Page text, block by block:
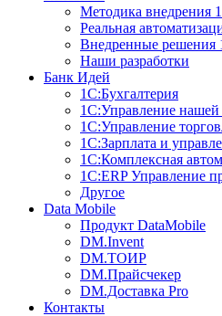
Методика внедрения
Реальная
Внедренные решения
Наши разработки
Банк Идей
1С:Бухгалтерия
1С:Управление
1С:Управление
1С:Зарплата и
1С:Комплексная
1С:ERP Управление
Другое
Data Mobile
Продукт DataMobile
DM.Invent
DM.ТОИР
DM.Прайсчекер
DM.Доставка Pro
Контакты